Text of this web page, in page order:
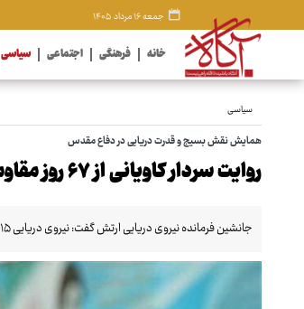
جمعه ۱۶ مرداد ۱۴۰۵
خانه فرهنگی اجتماعی سیاسی
سیاسی
همایش نقش بسیج و قدرت دریایی در دفاع مقدس
روایت سردار کاویانی از ۶۷ روز مقاومت نیروی دریایی و جلوگیری از قحطی‌های بزرگ
جانشین فرمانده نیروی دریایی ارتش گفت: نیروی دریایی ۱۵ سال است که به صورت مداوم در دریای سرخ ماموریت انجام می دهد.